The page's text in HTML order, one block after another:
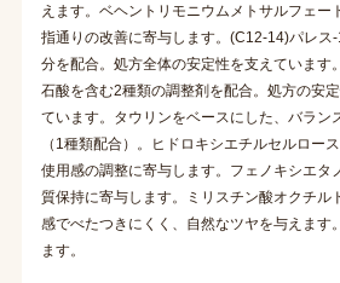
えます。ベヘントリモニウムメトサルフェー
指通りの改善に寄与します。(C12-14)パレス
分を配合。処方全体の安定性を支えています
石酸を含む2種類の調整剤を配合。処方の安
ています。タウリンをベースにした、バラン
（1種類配合）。ヒドロキシエチルセルロー
使用感の調整に寄与します。フェノキシエタ
質保持に寄与します。ミリスチン酸オクチル
感でべたつきにくく、自然なツヤを与えます
ます。